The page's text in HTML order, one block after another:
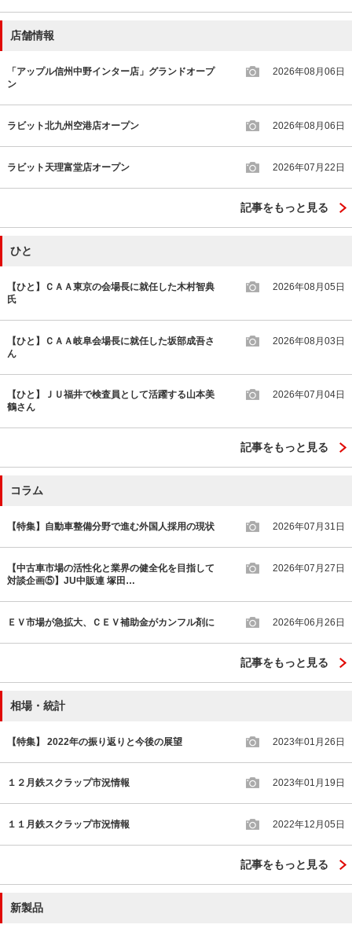
店舗情報
「アップル信州中野インター店」グランドオープ
ン
2026年08月06日
ラビット北九州空港店オープン 2026年08月06日
ラビット天理富堂店オープン 2026年07月22日
記事をもっと見る
ひと
【ひと】ＣＡＡ東京の会場長に就任した木村智典
氏
2026年08月05日
【ひと】ＣＡＡ岐阜会場長に就任した坂部成吾さ
ん
2026年08月03日
【ひと】ＪＵ福井で検査員として活躍する山本美
鶴さん
2026年07月04日
記事をもっと見る
コラム
【特集】自動車整備分野で進む外国人採用の現状 2026年07月31日
【中古車市場の活性化と業界の健全化を目指して
対談企画⑤】JU中販連 塚田…
2026年07月27日
ＥＶ市場が急拡大、ＣＥＶ補助金がカンフル剤に 2026年06月26日
記事をもっと見る
相場・統計
【特集】 2022年の振り返りと今後の展望 2023年01月26日
１２月鉄スクラップ市況情報 2023年01月19日
１１月鉄スクラップ市況情報 2022年12月05日
記事をもっと見る
新製品